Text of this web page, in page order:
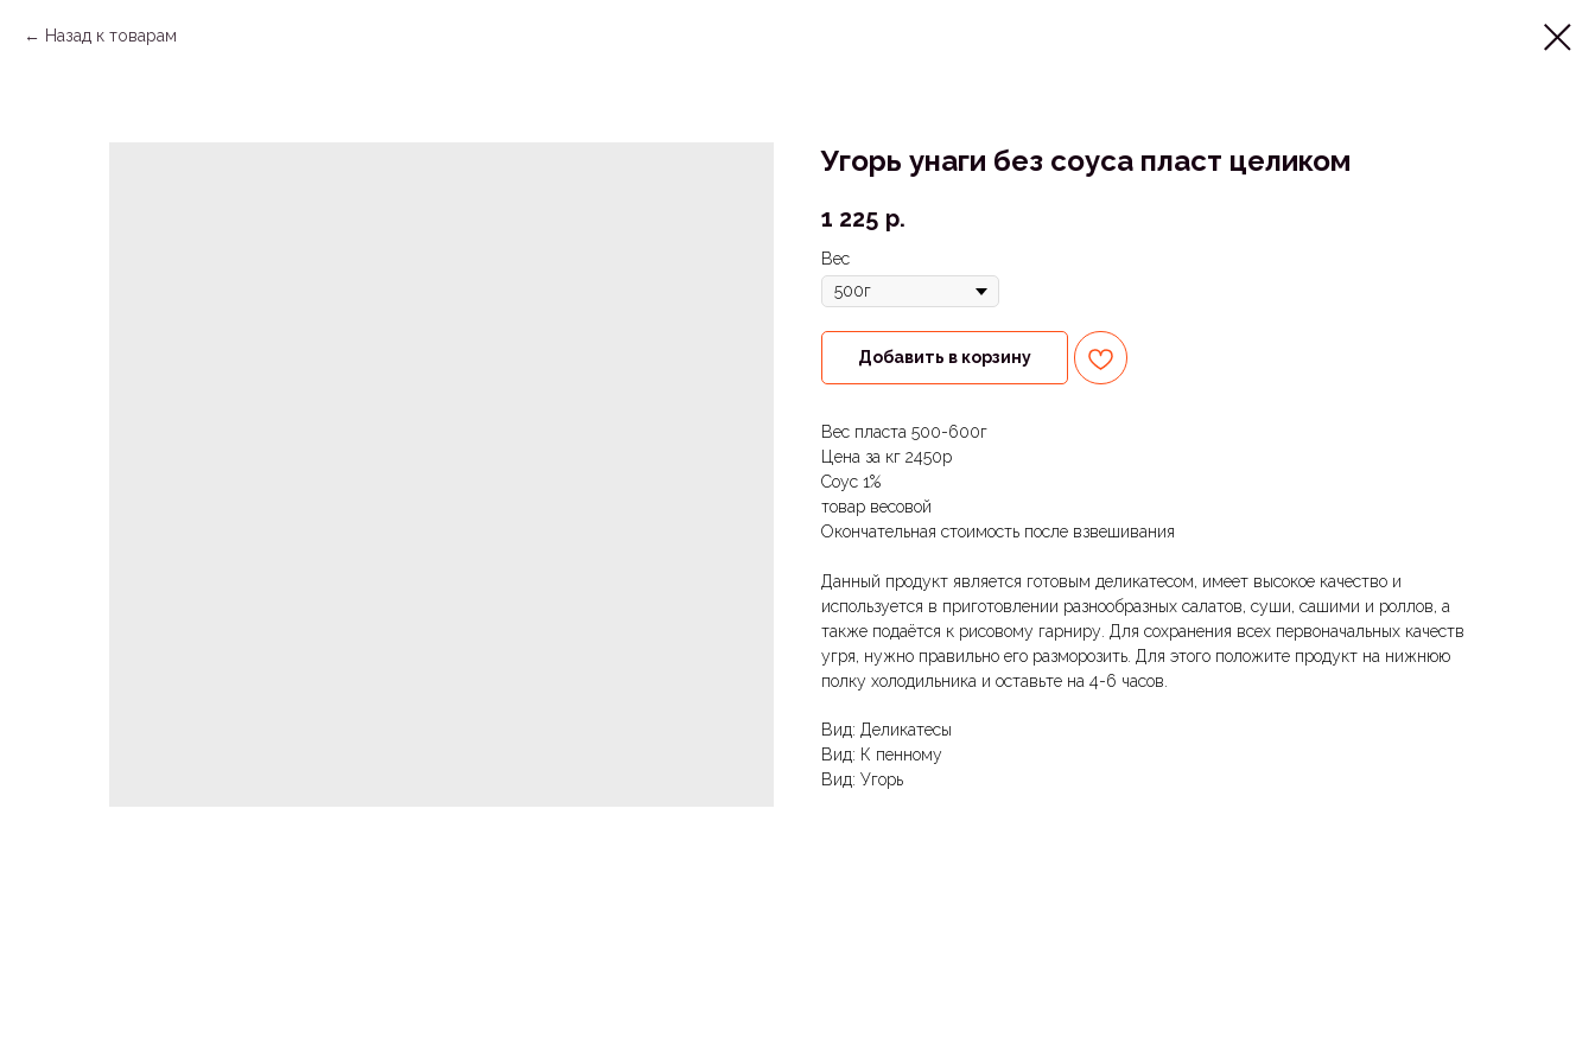
Назад к товарам
Угорь унаги без соуса пласт целиком
1 225 р.
Вес
Добавить в корзину
Вес пласта 500-600г
Цена за кг 2450р
Соус 1%
товар весовой
Окончательная стоимость после взвешивания
Данный продукт является готовым деликатесом, имеет высокое качество и
используется в приготовлении разнообразных салатов, суши, сашими и роллов, а
также подаётся к рисовому гарниру. Для сохранения всех первоначальных качеств
угря, нужно правильно его разморозить. Для этого положите продукт на нижнюю
полку холодильника и оставьте на 4-6 часов.
Вид: Деликатесы
Вид: К пенному
Вид: Угорь